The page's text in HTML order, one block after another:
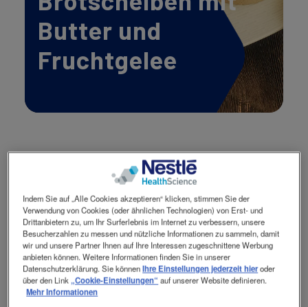
Contact
revamp
Kontakt
revamp
Ansicht wechseln
Butter und
Fruchtgelee
Portionen
5 EL Resource®
Instant Protein
8 ML ThickenUP®
Clear
5 ELMaltodextrin
Zubereitung
Gelatine in
kaltem
Wasser
einweichen.
Indem Sie auf „Alle Cookies akzeptieren“ klicken, stimmen Sie der
Verwendung von Cookies (oder ähnlichen Technologien) von Erst- und
Drittanbietern zu, um Ihr Surferlebnis im Internet zu verbessern, unsere
Besucherzahlen zu messen und nützliche Informationen zu sammeln, damit
wir und unsere Partner Ihnen auf Ihre Interessen zugeschnittene Werbung
anbieten können. Weitere Informationen finden Sie in unserer
Datenschutzerklärung. Sie könnenIhre Einstellungen jederzeit hieroder
über den Link „Cookie-Einstellungen“ auf unserer Website definieren.
Mehr Informationen